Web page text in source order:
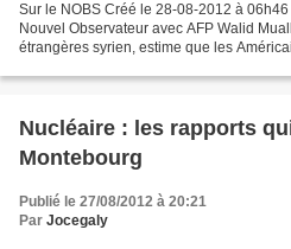
Sur le NOBS Créé le 28-08-2012 à
Nouvel Observateur avec AFP Walid
étrangères syrien, estime que les
Nucléaire : les rapports
Montebourg
Publié le 27/08/2012 à 20:21
Par Jocegaly